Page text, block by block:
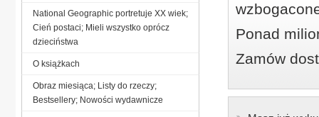
Ponad
Zamów
National Geographic portretuje XX wiek;
Cień postaci; Mieli wszystko oprócz
dzieciństwa
O książkach
Obraz miesiąca; Listy do rzeczy;
Bestsellery; Nowości wydawnicze